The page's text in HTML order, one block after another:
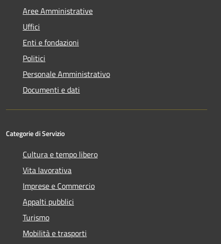
Aree Amministrative
Uffici
Enti e fondazioni
Politici
Personale Amministrativo
Documenti e dati
Categorie di Servizio
Cultura e tempo libero
Vita lavorativa
Imprese e Commercio
Appalti pubblici
Turismo
Mobilità e trasporti